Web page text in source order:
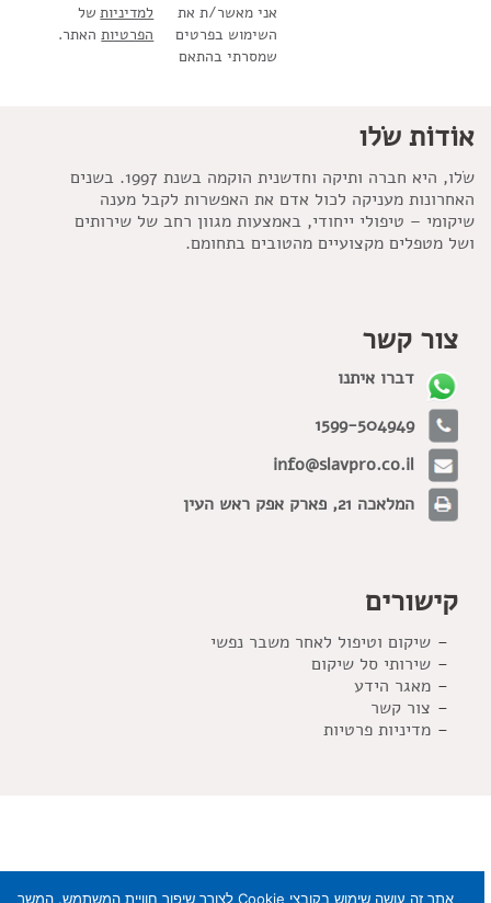
אני מאשר/ת את
השימוש בפרטים
שמסרתי בהתאם
למדיניות
הפרטיות
של
האתר.
אוֹדוֹת שׂלו
שׂלו, היא חברה ותיקה וחדשנית הוקמה בשנת 1997. בשנים
האחרונות מעניקה לכול אדם את האפשרות לקבל מענה
שיקומי – טיפולי ייחודי, באמצעות מגוון רחב של שירותים
ושל מטפלים מקצועיים מהטובים בתחומם.
צור קשר
דברו איתנו
1599-504949
info@slavpro.co.il
המלאכה 21, פארק אפק ראש העין
קישורים
שיקום וטיפול לאחר משבר נפשי
שירותי סל שיקום
מאגר הידע
צור קשר
מדיניות פרטיות
אתר זה עושה שימוש בקובצי Cookie לצורך שיפור חוויית המשתמש. המשך